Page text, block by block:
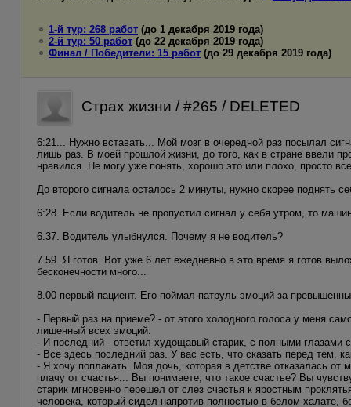
1-й тур: 268 работ (до 1 декабря 2019 года)
2-й тур: 50 работ (до 22 декабря 2019 года)
Финал / Победители: 15 работ (до 29 декабря 2019 года)
Страх жизни / #265 / DELETED
6:21... Нужно вставать... Мой мозг в очередной раз посылал
лишь раз. В моей прошлой жизни, до того, как в стране ввели
нравился. Не могу уже понять, хорошо это или плохо, просто
До второго сигнала осталось 2 минуты, нужно скорее поднять
6:28. Если водитель не пропустил сигнал у себя утром, то
6.37. Водитель улыбнулся. Почему я не водитель?
7.59. Я готов. Вот уже 6 лет ежедневно в это время я готов
бесконечности много...
8.00 первый пациент. Его поймал патруль эмоций за
- Первый раз на приеме? - от этого холодного голоса у меня
лишенный всех эмоций.
- И последний - ответил худощавый старик, с полными глазами
- Все здесь последний раз. У вас есть, что сказать перед тем,
- Я хочу поплакать. Моя дочь, которая в детстве отказалась
плачу от счастья... Вы понимаете, что такое счастье? Вы
старик мгновенно перешел от слез счастья к яростным
человека, который сидел напротив полностью в белом халате,